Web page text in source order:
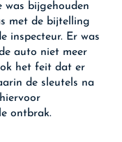
was bijgehouden
met de bijtelling
inspecteur. Er was
auto niet meer
het feit dat er
de sleutels na
ontbrak.